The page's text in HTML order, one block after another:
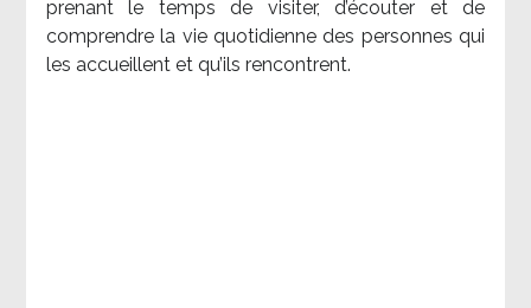
prenant le temps de visiter, d’écouter et de
comprendre la vie quotidienne des personnes qui
les accueillent et qu’ils rencontrent.